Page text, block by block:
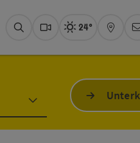
SuchenWebcamsAktuelles
24°
Karte